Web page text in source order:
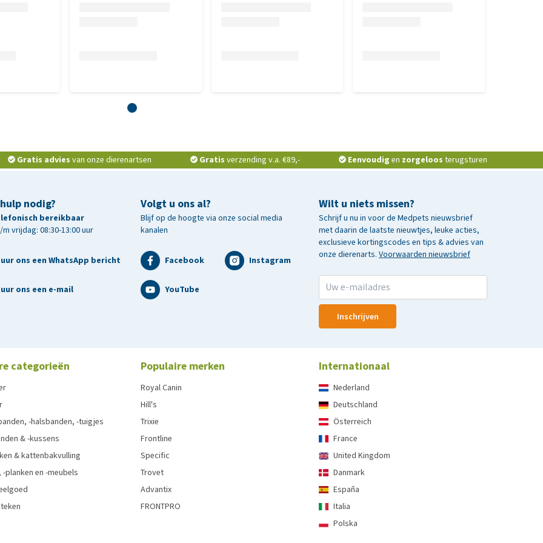
39-49 cm
55-65 cm
niet past?
mag u het vest uit de verpakking halen en naast uw
het vest, wegens hygiënische redenen, niet
Indien wij bij terugkomst constateren dat het vest
gewassen is, dan wordt het product niet naar u
(lokaal asiel). Aangezien wij vaak geconfronteerd
moeten wij helaas deze regels hanteren
Gratis advies van onze dierenartsen Gratis verzending v.a. €89,- Eenvoudig en zorgeloos terugsturen
nodig?
bereikbaar
vrijdag: 08:30-13:00 uur
ons een WhatsApp bericht
ons een e-mail
Wilt u niets missen?
Schrijf u nu in voor de Medpets nieuwsbrief
met daarin de laatste nieuwtjes, leuke acties,
exclusieve kortingscodes en tips & advies van
onze dierenarts. Voorwaarden nieuwsbrief
Inschrijven
Volgt u ons al?
Blijf op de hoogte via onze social media
kanalen
Facebook Instagram
YouTube
categorieën
-halsbanden, -tuigjes
& -kussens
& kattenbakvulling
planken en -meubels
Populaire merken
Royal Canin
Hill's
Trixie
Frontline
Specific
Trovet
Advantix
FRONTPRO
Internationaal
Nederland
Deutschland
Österreich
France
United Kingdom
Danmark
España
Italia
Polska